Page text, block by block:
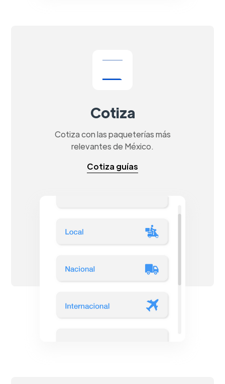
Cotiza
Cotiza con las paqueterías más
relevantes de México.
Cotiza guías